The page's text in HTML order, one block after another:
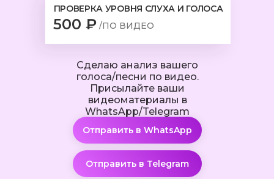
500 ₽
ПРОВЕРКА УРОВНЯ СЛУХА И ГОЛОСА
/ПО ВИДЕО
Отправить в WhatsApp
Сделаю анализ вашего
голоса/песни по видео.
Присылайте ваши
видеоматериалы в
WhatsApp/Telegram
Отправить в Telegram